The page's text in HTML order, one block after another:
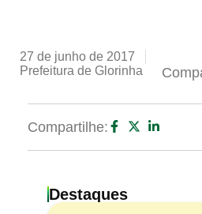
27 de junho de 2017
Prefeitura de Glorinha
Compartilhe:
Destaques